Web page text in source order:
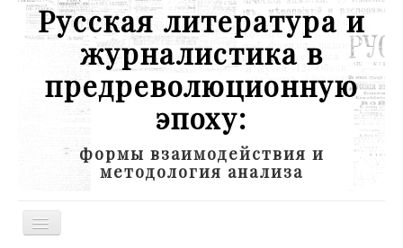
Русская литература и
журналистика в
предреволюционную
эпоху:
формы взаимодействия и
методология анализа
Toggle